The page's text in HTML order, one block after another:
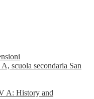
scuola secondaria San
A: History and